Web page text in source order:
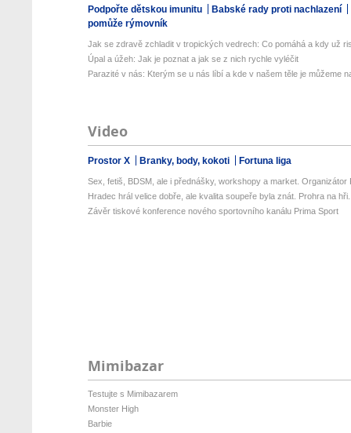
Podpořte dětskou imunitu
Babské rady proti nachlazení
pomůže rýmovník
Jak se zdravě zchladit v tropických vedrech: Co pomáhá a kdy už
Úpal a úžeh: Jak je poznat a jak se z nich rychle vyléčit
Parazité v nás: Kterým se u nás líbí a kde v našem těle je můžeme
Video
Prostor X Branky, body, kokoti Fortuna liga
Sex, fetiš, BDSM, ale i přednášky, workshopy a market. Organizátor
Hradec hrál velice dobře, ale kvalita soupeře byla znát. Prohra na
Závěr tiskové konference nového sportovního kanálu Prima Sport
Mimibazar
Testujte s Mimibazarem
Monster High
Barbie